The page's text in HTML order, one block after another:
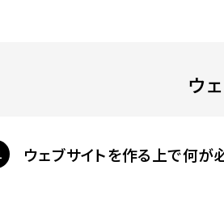
ウ
ウェブサイトを作る上で何が